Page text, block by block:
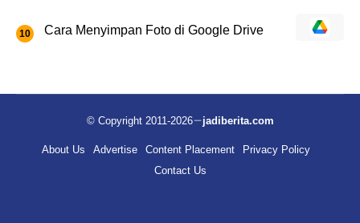
Cara Menyimpan Foto di Google Drive
© Copyright 2011-2026 jadiberita.com
About Us Advertise Content Placement
Privacy Policy
Contact Us